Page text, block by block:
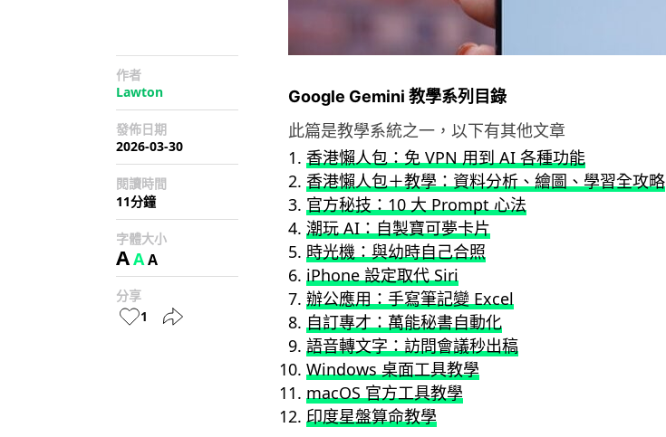
作者
Lawton
發佈日期
2026-03-30
閱讀時間
11分鐘
字體大小
AAA
分享
1
Google Gemini 教學系列目錄
此篇是教學系統之一，以下有其他文章
香港懶人包：免 VPN 用到 AI 各種功能
香港懶人包＋教學：資料分析、繪圖、學習全攻略
官方秘技：10 大 Prompt 心法
潮玩 AI：自製寶可夢卡片
時光機：與幼時自己合照
iPhone 設定取代 Siri
辦公應用：手寫筆記變 Excel
自訂專才：萬能秘書自動化
語音轉文字：訪問會議秒出稿
Windows 桌面工具教學
macOS 官方工具教學
印度星盤算命教學